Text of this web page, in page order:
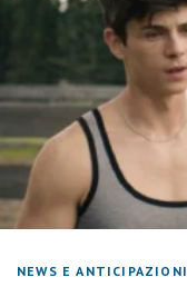
NEWS E ANTICIPAZIONI